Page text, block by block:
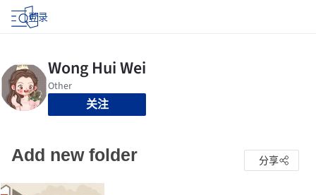
登录
关注
Add new folder 分享